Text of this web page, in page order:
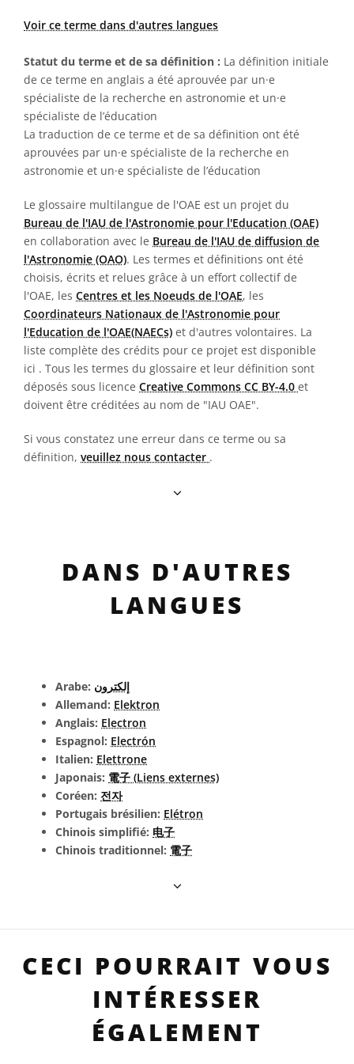
Voir ce terme dans d'autres langues
Statut du terme et de sa définition : La définition initiale
de ce terme en anglais a été aprouvée par un·e
spécialiste de la recherche en astronomie et un·e
spécialiste de l’éducation
La traduction de ce terme et de sa définition ont été
aprouvées par un·e spécialiste de la recherche en
astronomie et un·e spécialiste de l’éducation
Le glossaire multilangue de l'OAE est un projet du
Bureau de l'IAU de l'Astronomie pour l'Education (OAE)
en collaboration avec le Bureau de l'IAU de diffusion de
l'Astronomie (OAO). Les termes et définitions ont été
choisis, écrits et relues grâce à un effort collectif de
l'OAE, les Centres et les Noeuds de l'OAE, les
Coordinateurs Nationaux de l'Astronomie pour
l'Education de l'OAE(NAECs) et d'autres volontaires. La
liste complète des crédits pour ce projet est disponible
ici . Tous les termes du glossaire et leur définition sont
déposés sous licence Creative Commons CC BY-4.0 et
doivent être créditées au nom de "IAU OAE".
Si vous constatez une erreur dans ce terme ou sa
définition, veuillez nous contacter .
DANS D'AUTRES
LANGUES
Arabe: إلكترون
Allemand: Elektron
Anglais: Electron
Espagnol: Electrón
Italien: Elettrone
Japonais: 電子 (Liens externes)
Coréen: 전자
Portugais brésilien: Elétron
Chinois simplifié: 电子
Chinois traditionnel: 電子
CECI POURRAIT VOUS
INTÉRESSER
ÉGALEMENT